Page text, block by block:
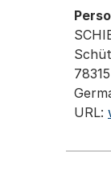
URL: